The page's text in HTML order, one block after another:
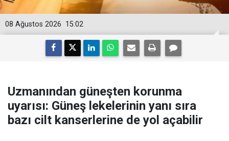
15:02
08 Ağustos 2026
Uzmanından güneşten korunma
uyarısı: Güneş lekelerinin yanı sıra
bazı cilt kanserlerine de yol açabilir